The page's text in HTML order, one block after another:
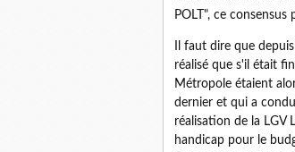
POLT", ce
Il faut dire que
réalisé que s'il était
Métropole étaient
dernier et qui a
réalisation de la LGV
handicap pour le